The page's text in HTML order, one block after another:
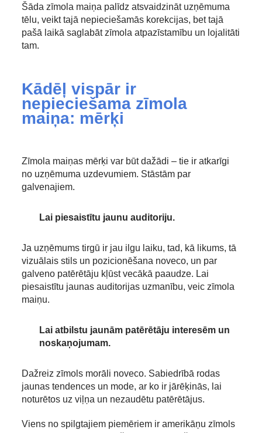
Šāda zīmola maiņa palīdz atsvaidzināt uzņēmuma
tēlu, veikt tajā nepieciešamās korekcijas, bet tajā
pašā laikā saglabāt zīmola atpazīstamību un lojalitāti
tam.
Kādēļ vispār ir
nepieciešama zīmola
maiņa: mērķi
Zīmola maiņas mērķi var būt dažādi – tie ir atkarīgi
no uzņēmuma uzdevumiem. Stāstām par
galvenajiem.
Lai piesaistītu jaunu auditoriju.
Ja uzņēmums tirgū ir jau ilgu laiku, tad, kā likums, tā
vizuālais stils un pozicionēšana noveco, un par
galveno patērētāju kļūst vecākā paaudze. Lai
piesaistītu jaunas auditorijas uzmanību, veic zīmola
maiņu.
Lai atbilstu jaunām patērētāju interesēm un
noskaņojumam.
Dažreiz zīmols morāli noveco. Sabiedrībā rodas
jaunas tendences un mode, ar ko ir jārēķinās, lai
noturētos uz viļņa un nezaudētu patērētājus.
Viens no spilgtajiem piemēriem ir amerikāņu zīmols